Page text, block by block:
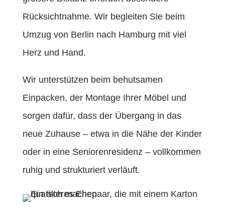
Rücksichtnahme. Wir begleiten Sie beim
Umzug von Berlin nach Hamburg mit viel
Herz und Hand.
Wir unterstützen beim behutsamen
Einpacken, der Montage Ihrer Möbel und
sorgen dafür, dass der Übergang in das
neue Zuhause – etwa in die Nähe der Kinder
oder in eine Seniorenresidenz – vollkommen
ruhig und strukturiert verläuft.